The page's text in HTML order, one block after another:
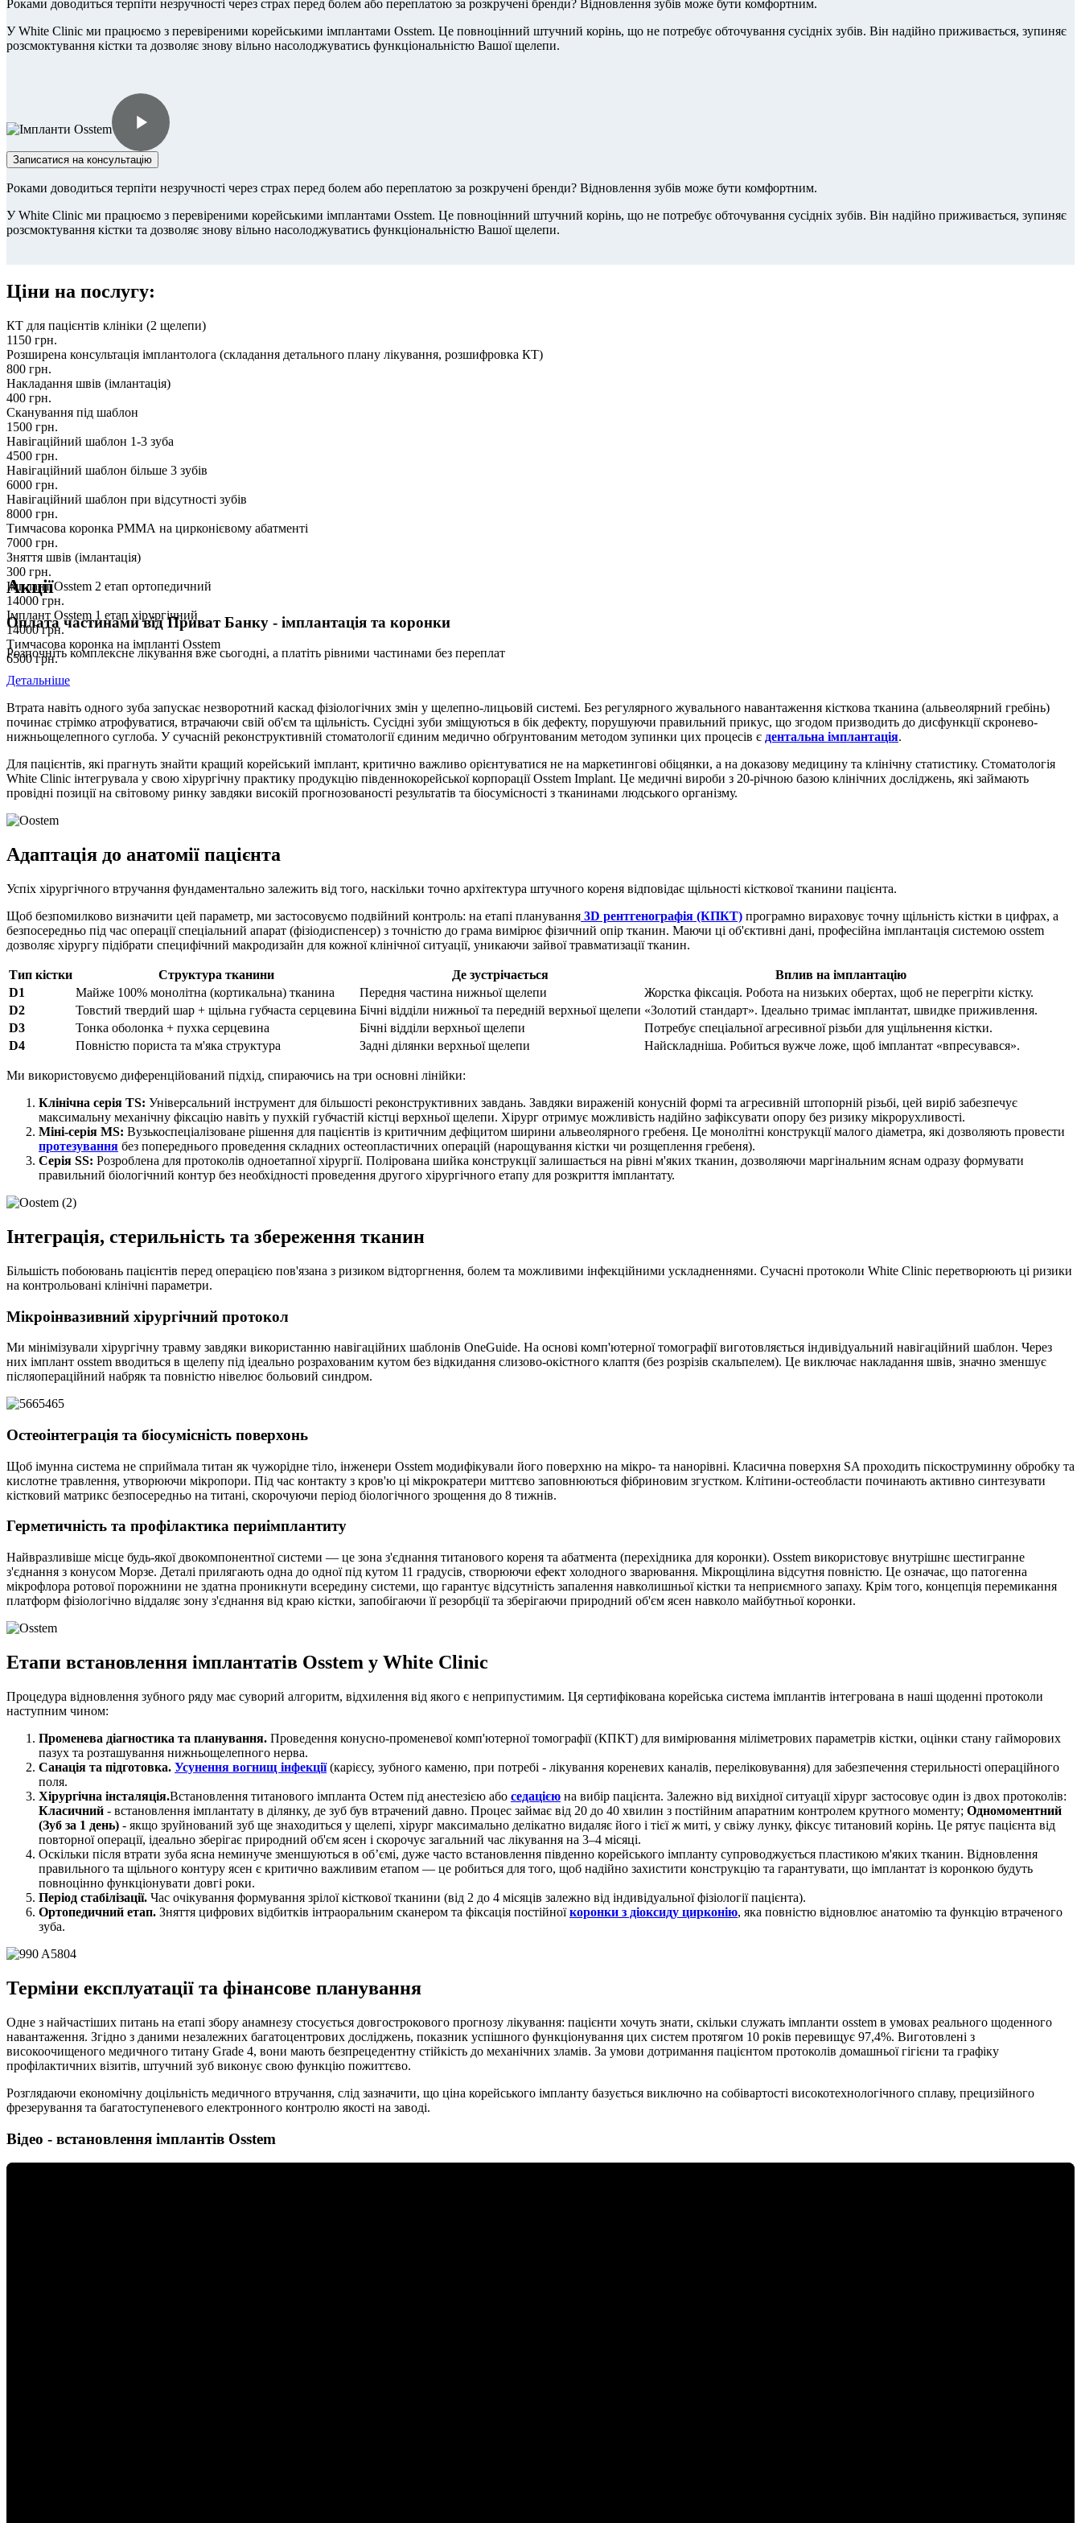
Роками доводиться терпіти незручності через страх перед болем або переплатою за розкручені бренди? Відновлення зубів може бути комфортним.
У White Clinic ми працюємо з перевіреними корейськими імплантами Osstem. Це повноцінний штучний корінь, що не потребує обточування сусідніх зубів. Він надійно приживається, зупиняє
розсмоктування кістки та дозволяє знову вільно насолоджуватись функціональністю Вашої щелепи.
Записатися на консультацію
Роками доводиться терпіти незручності через страх перед болем або переплатою за розкручені бренди? Відновлення зубів може бути комфортним.
У White Clinic ми працюємо з перевіреними корейськими імплантами Osstem. Це повноцінний штучний корінь, що не потребує обточування сусідніх зубів. Він надійно приживається, зупиняє
розсмоктування кістки та дозволяє знову вільно насолоджуватись функціональністю Вашої щелепи.
Ціни на послугу:
КТ для пацієнтів клініки (2 щелепи)
1150 грн.
Розширена консультація імплантолога (складання детального плану лікування, розшифровка КТ)
800 грн.
Накладання швів (імлантація)
400 грн.
Сканування під шаблон
1500 грн.
Навігаційний шаблон 1-3 зуба
4500 грн.
Навігаційний шаблон більше 3 зубів
6000 грн.
Навігаційний шаблон при відсутності зубів
8000 грн.
Тимчасова коронка РММА на цирконієвому абатменті
7000 грн.
Зняття швів (імлантація)
300 грн.
Імплант Osstem 2 етап ортопедичний
14000грн.
Імплант Osstem 1 етап хірургічний
14000грн.
Тимчасова коронка на імпланті Osstem
6500грн.
Акції
Оплата частинами від Приват Банку - імплантація та коронки
Розпочніть комплексне лікування вже сьогодні, а платіть рівними частинами без переплат
Детальніше
Втрата навіть одного зуба запускає незворотний каскад фізіологічних змін у щелепно-лицьовій системі. Без регулярного жувального навантаження кісткова тканина (альвеолярний гребінь)
починає стрімко атрофуватися, втрачаючи свій об'єм та щільність. Сусідні зуби зміщуються в бік дефекту, порушуючи правильний прикус, що згодом призводить до дисфункції скронево-
нижньощелепного суглоба. У сучасній реконструктивній стоматології єдиним медично обґрунтованим методом зупинки цих процесів є дентальна імплантація.
Для пацієнтів, які прагнуть знайти кращий корейський імплант, критично важливо орієнтуватися не на маркетингові обіцянки, а на доказову медицину та клінічну статистику. Стоматологія
White Clinic інтегрувала у свою хірургічну практику продукцію південнокорейської корпорації Osstem Implant. Це медичні вироби з 20-річною базою клінічних досліджень, які займають
провідні позиції на світовому ринку завдяки високій прогнозованості результатів та біосумісності з тканинами людського організму.
Адаптація до анатомії пацієнта
Успіх хірургічного втручання фундаментально залежить від того, наскільки точно архітектура штучного кореня відповідає щільності кісткової тканини пацієнта.
Щоб безпомилково визначити цей параметр, ми застосовуємо подвійний контроль: на етапі планування 3D рентгенографія (КПКТ) програмно вираховує точну щільність кістки в цифрах, а
безпосередньо під час операції спеціальний апарат (фізіодиспенсер) з точністю до грама вимірює фізичний опір тканин. Маючи ці об'єктивні дані, професійна імплантація системою osstem
дозволяє хірургу підібрати специфічний макродизайн для кожної клінічної ситуації, уникаючи зайвої травматизації тканин.
Тип кістки Структура тканини Де зустрічається
Вплив на імплантацію
D1
Майже 100% монолітна (кортикальна) тканина Передня частина нижньої щелепи
Жорстка фіксація. Робота на низьких обертах, щоб не перегріти кістку.
D2
Товстий твердий шар + щільна губчаста серцевина Бічні відділи нижньої та передній верхньої щелепи «Золотий стандарт». Ідеально тримає імплантат, швидке приживлення.
D3
Тонка оболонка + пухка серцевина Бічні відділи верхньої щелепи
Потребує спеціальної агресивної різьби для ущільнення кістки.
D4
Повністю пориста та м'яка структура Задні ділянки верхньої щелепи Найскладніша. Робиться вужче ложе, щоб імплантат «впресувався».
Ми використовуємо диференційований підхід, спираючись на три основні лінійки:
Клінічна серія TS: Універсальний інструмент для більшості реконструктивних завдань. Завдяки вираженій конусній формі та агресивній штопорній різьбі, цей виріб забезпечує
максимальну механічну фіксацію навіть у пухкій губчастій кістці верхньої щелепи. Хірург отримує можливість надійно зафіксувати опору без ризику мікрорухливості.
Міні-серія MS: Вузькоспеціалізоване рішення для пацієнтів із критичним дефіцитом ширини альвеолярного гребеня. Це монолітні конструкції малого діаметра, які дозволяють провести
протезування без попереднього проведення складних остеопластичних операцій (нарощування кістки чи розщеплення гребеня).
Серія SS: Розроблена для протоколів одноетапної хірургії. Полірована шийка конструкції залишається на рівні м'яких тканин, дозволяючи маргінальним яснам одразу формувати
правильний біологічний контур без необхідності проведення другого хірургічного етапу для розкриття імплантату.
Інтеграція, стерильність та збереження тканин
Більшість побоювань пацієнтів перед операцією пов'язана з ризиком відторгнення, болем та можливими інфекційними ускладненнями. Сучасні протоколи White Clinic перетворюють ці ризики
на контрольовані клінічні параметри.
Мікроінвазивний хірургічний протокол
Ми мінімізували хірургічну травму завдяки використанню навігаційних шаблонів OneGuide. На основі комп'ютерної томографії виготовляється індивідуальний навігаційний шаблон. Через
них імплант osstem вводиться в щелепу під ідеально розрахованим кутом без відкидання слизово-окістного клаптя (без розрізів скальпелем). Це виключає накладання швів, значно зменшує
післяопераційний набряк та повністю нівелює больовий синдром.
Остеоінтеграція та біосумісність поверхонь
Щоб імунна система не сприймала титан як чужорідне тіло, інженери Osstem модифікували його поверхню на мікро- та нанорівні. Класична поверхня SA проходить піскоструминну обробку та
кислотне травлення, утворюючи мікропори. Під час контакту з кров'ю ці мікрократери миттєво заповнюються фібриновим згустком. Клітини-остеобласти починають активно синтезувати
кістковий матрикс безпосередньо на титані, скорочуючи період біологічного зрощення до 8 тижнів.
Герметичність та профілактика периімплантиту
Найвразливіше місце будь-якої двокомпонентної системи — це зона з'єднання титанового кореня та абатмента (перехідника для коронки). Osstem використовує внутрішнє шестигранне
з'єднання з конусом Морзе. Деталі прилягають одна до одної під кутом 11 градусів, створюючи ефект холодного зварювання. Мікрощілина відсутня повністю. Це означає, що патогенна
мікрофлора ротової порожнини не здатна проникнути всередину системи, що гарантує відсутність запалення навколишньої кістки та неприємного запаху. Крім того, концепція перемикання
платформ фізіологічно віддаляє зону з'єднання від краю кістки, запобігаючи її резорбції та зберігаючи природний об'єм ясен навколо майбутньої коронки.
Етапи встановлення імплантатів Osstem у White Clinic
Процедура відновлення зубного ряду має суворий алгоритм, відхилення від якого є неприпустимим. Ця сертифікована корейська система імплантів інтегрована в наші щоденні протоколи
наступним чином:
Променева діагностика та планування. Проведення конусно-променевої комп'ютерної томографії (КПКТ) для вимірювання міліметрових параметрів кістки, оцінки стану гайморових
пазух та розташування нижньощелепного нерва.
Санація та підготовка. Усунення вогнищ інфекції(карієсу, зубного каменю, при потребі - лікування кореневих каналів, переліковування) для забезпечення стерильності операційного
поля.
Хірургічна інсталяція.Встановлення титанового імпланта Остем під анестезією або седацією на вибір пацієнта. Залежно від вихідної ситуації хірург застосовує один із двох протоколів:
Класичний - встановлення імплантату в ділянку, де зуб був втрачений давно. Процес займає від 20 до 40 хвилин з постійним апаратним контролем крутного моменту; Одномоментний
(Зуб за 1 день) - якщо зруйнований зуб ще знаходиться у щелепі, хірург максимально делікатно видаляє його і тієї ж миті, у свіжу лунку, фіксує титановий корінь. Це рятує пацієнта від
повторної операції, ідеально зберігає природний об'єм ясен і скорочує загальний час лікування на 3–4 місяці.
Оскільки після втрати зуба ясна неминуче зменшуються в обʼємі, дуже часто встановлення південно корейського імпланту супроводжується пластикою м'яких тканин. Відновлення
правильного та щільного контуру ясен є критично важливим етапом — це робиться для того, щоб надійно захистити конструкцію та гарантувати, що імплантат із коронкою будуть
повноцінно функціонувати довгі роки.
Період стабілізації. Час очікування формування зрілої кісткової тканини (від 2 до 4 місяців залежно від індивідуальної фізіології пацієнта).
Ортопедичний етап. Зняття цифрових відбитків інтраоральним сканером та фіксація постійноїкоронки з діоксиду цирконію, яка повністю відновлює анатомію та функцію втраченого
зуба.
Терміни експлуатації та фінансове планування
Одне з найчастіших питань на етапі збору анамнезу стосується довгострокового прогнозу лікування: пацієнти хочуть знати, скільки служать імпланти osstem в умовах реального щоденного
навантаження. Згідно з даними незалежних багатоцентрових досліджень, показник успішного функціонування цих систем протягом 10 років перевищує 97,4%. Виготовлені з
високоочищеного медичного титану Grade 4, вони мають безпрецедентну стійкість до механічних зламів. За умови дотримання пацієнтом протоколів домашньої гігієни та графіку
профілактичних візитів, штучний зуб виконує свою функцію пожиттєво.
Розглядаючи економічну доцільність медичного втручання, слід зазначити, що ціна корейського імпланту базується виключно на собівартості високотехнологічного сплаву, прецизійного
фрезерування та багатоступеневого електронного контролю якості на заводі.
Відео - встановлення імплантів Osstem